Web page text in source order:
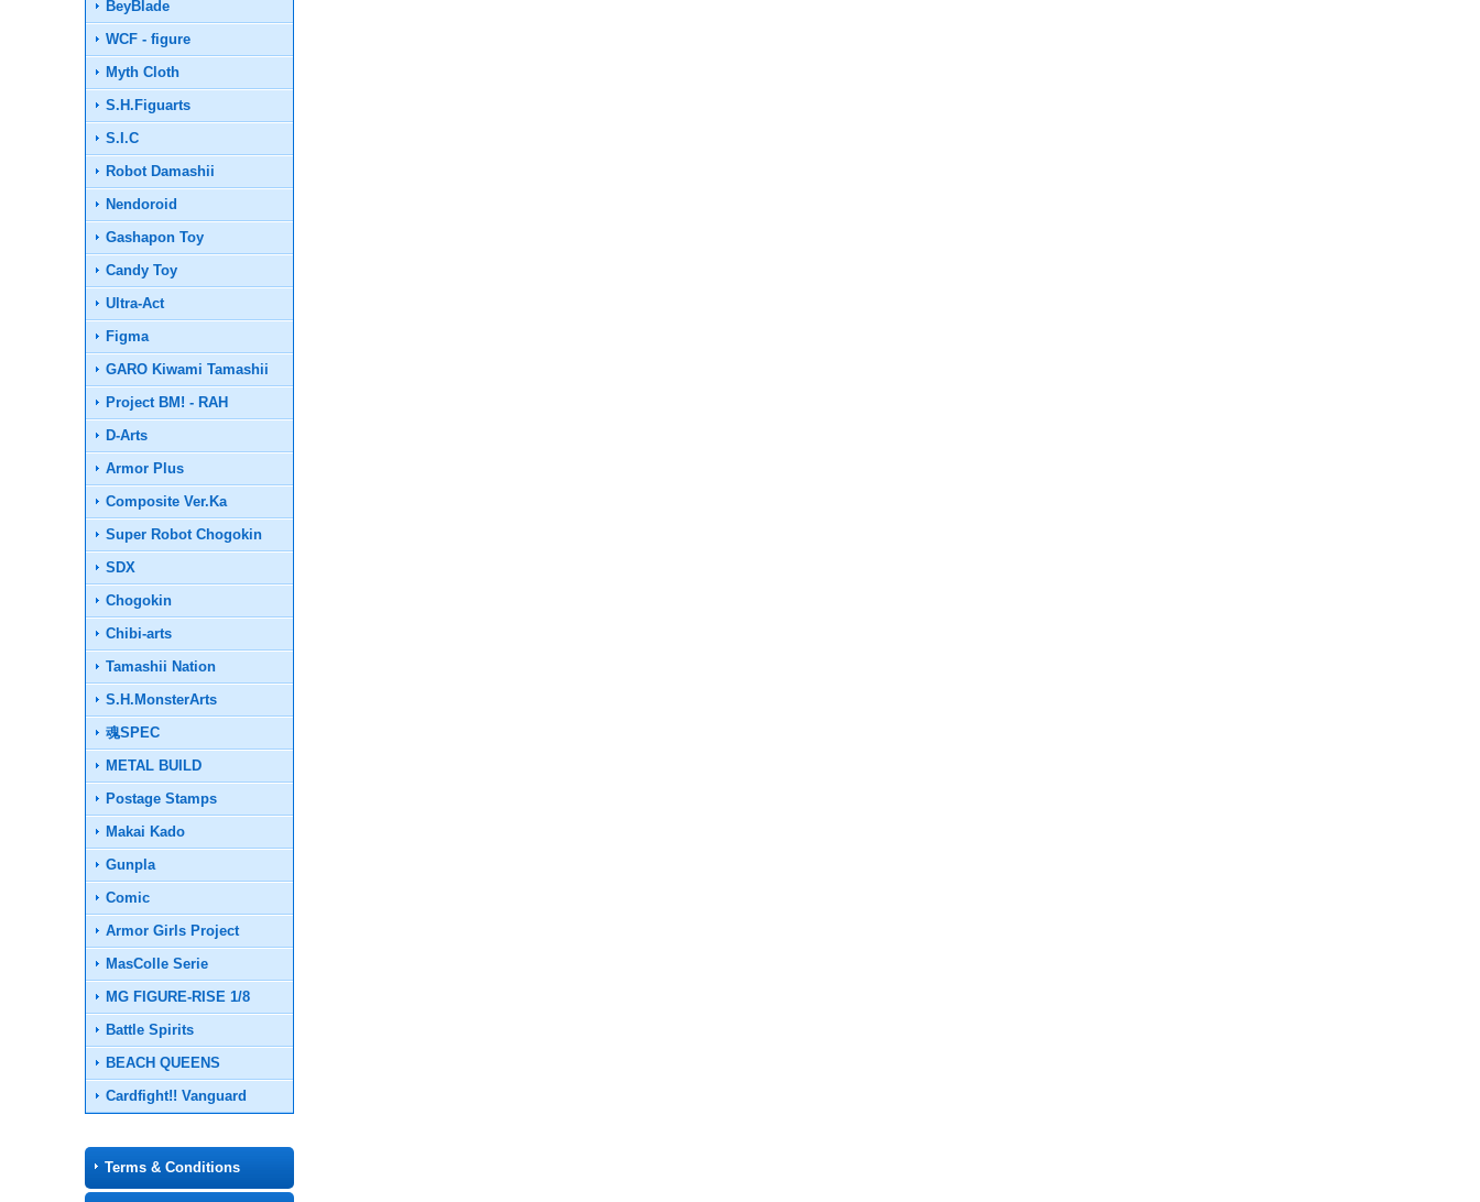
BeyBlade
WCF - figure
Myth Cloth
S.H.Figuarts
S.I.C
Robot Damashii
Nendoroid
Gashapon Toy
Candy Toy
Ultra-Act
Figma
GARO Kiwami Tamashii
Project BM! - RAH
D-Arts
Armor Plus
Composite Ver.Ka
Super Robot Chogokin
SDX
Chogokin
Chibi-arts
Tamashii Nation
S.H.MonsterArts
魂SPEC
METAL BUILD
Postage Stamps
Makai Kado
Gunpla
Comic
Armor Girls Project
MasColle Serie
MG FIGURE-RISE 1/8
Battle Spirits
BEACH QUEENS
Cardfight!! Vanguard
Terms & Conditions